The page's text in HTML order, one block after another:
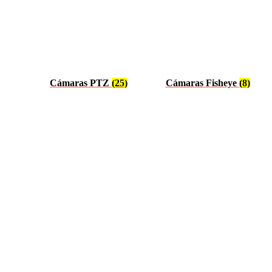
Cámaras PTZ (25) Cámaras Fisheye (8)